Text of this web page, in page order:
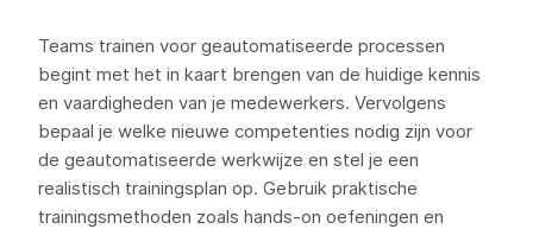
Teams trainen voor geautomatiseerde processen
begint met het in kaart brengen van de huidige kennis
en vaardigheden van je medewerkers. Vervolgens
bepaal je welke nieuwe competenties nodig zijn voor
de geautomatiseerde werkwijze en stel je een
realistisch trainingsplan op. Gebruik praktische
trainingsmethoden zoals hands-on oefeningen en